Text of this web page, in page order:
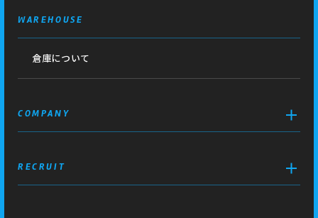
WAREHOUSE
倉庫について
COMPANY
RECRUIT